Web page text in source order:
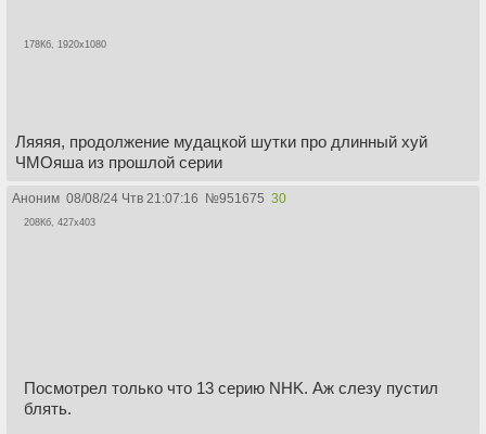
178Кб, 1920x1080
Ляяяя, продолжение мудацкой шутки про длинный хуй
ЧМОяша из прошлой серии
Аноним 08/08/24 Чтв 21:07:16 №951675 30
208Кб, 427x403
Посмотрел только что 13 серию NHK. Аж слезу пустил
блять.